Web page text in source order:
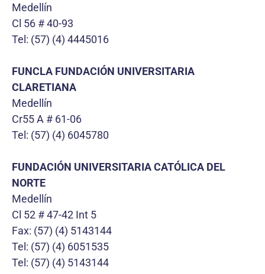
Medellín
Cl 56 # 40-93
Tel: (57) (4) 4445016
FUNCLA FUNDACIÓN UNIVERSITARIA
CLARETIANA
Medellín
Cr55 A # 61-06
Tel: (57) (4) 6045780
FUNDACIÓN UNIVERSITARIA CATÓLICA DEL
NORTE
Medellín
Cl 52 # 47-42 Int 5
Fax: (57) (4) 5143144
Tel: (57) (4) 6051535
Tel: (57) (4) 5143144